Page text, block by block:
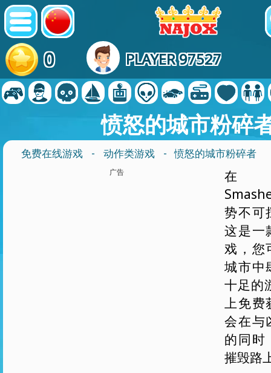
0 PLAYER 97527
愤怒的城市粉碎
免费在线游戏 - 动作类游戏 - 愤怒的城市粉碎者
广告
在
势不可
这是一
戏，您
城市中
十足的
上免费
会在与
的同时
摧毁路